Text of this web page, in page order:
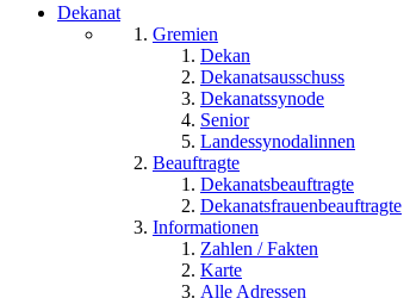
Dekanat
Gremien
Dekan
Dekanatsausschuss
Dekanatssynode
Senior
Landessynodalinnen
Beauftragte
Dekanatsbeauftragte
Dekanatsfrauenbeauftragte
Informationen
Zahlen / Fakten
Karte
Alle Adressen